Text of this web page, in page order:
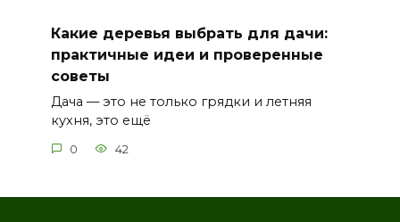
Какие деревья выбрать для дачи:
практичные идеи и проверенные
советы
Дача — это не только грядки и летняя
кухня, это ещё
0 42